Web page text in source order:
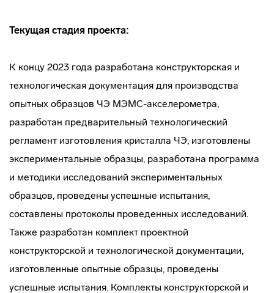
Текущая стадия проекта:
К концу 2023 года разработана конструкторская и
технологическая документация для производства
опытных образцов ЧЭ МЭМС-акселерометра,
разработан предварительный технологический
регламент изготовления кристалла ЧЭ, изготовлены
экспериментальные образцы, разработана программа
и методики исследований экспериментальных
образцов, проведены успешные испытания,
составлены протоколы проведенных исследований.
Также разработан комплект проектной
конструкторской и технологической документации,
изготовленные опытные образцы, проведены
успешные испытания. Комплекты конструкторской и